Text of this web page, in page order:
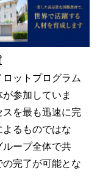
ットプログラム
参加していま
を最も迅速に完
るものではな
ループ全体で共
完了が可能とな